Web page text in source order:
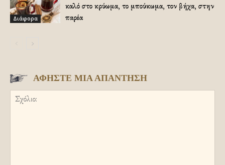
Διάφορα
καλό στο κρύωμα, το μπούκωμα, τον βήχα, στην
παρέα
ΑΦΗΣΤΕ ΜΙΑ ΑΠΑΝΤΗΣΗ